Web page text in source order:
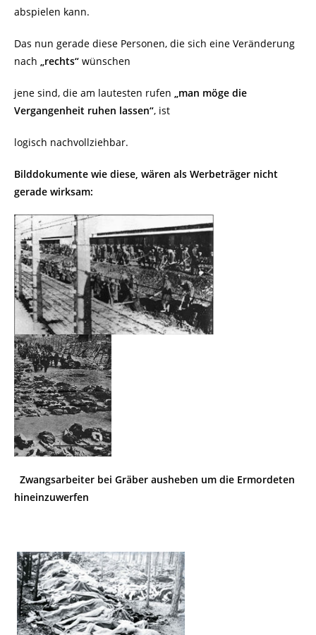
abspielen kann.
Das nun gerade diese Personen, die sich eine Veränderung
nach „rechts“ wünschen
jene sind, die am lautesten rufen „man möge die
Vergangenheit ruhen lassen“, ist
logisch nachvollziehbar.
Bilddokumente wie diese, wären als Werbeträger nicht
gerade wirksam:
Zwangsarbeiter bei Gräber ausheben um die Ermordeten
hineinzuwerfen